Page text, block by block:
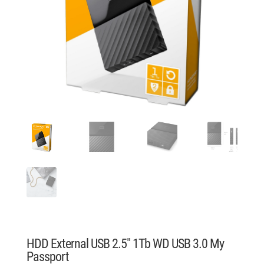
HDD External USB 2.5″ 1Tb WD USB 3.0 My
Passport